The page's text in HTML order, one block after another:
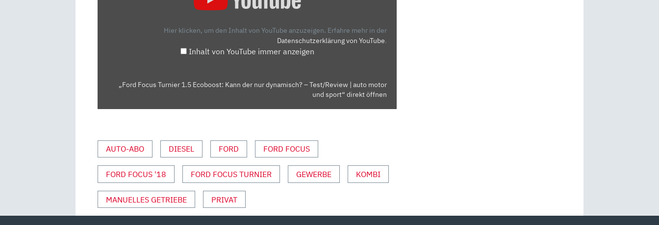
TEST/REVIEW
AUTO
SPORT“
VON
YOUTUBE
ANZEIGEN
Hier klicken, um den Inhalt von YouTube anzuzeigen. Erfahre mehr in der
Datenschutzerklärung von YouTube.
Inhalt von YouTube immer anzeigen
„Ford Focus Turnier 1.5 Ecoboost: Kann der nur dynamisch? – Test/Review | auto motor
und sport“ direkt öffnen
AUTO-ABO DIESEL FORD FORD FOCUS
FORD FOCUS '18 FORD FOCUS TURNIER GEWERBE KOMBI
MANUELLES GETRIEBE PRIVAT